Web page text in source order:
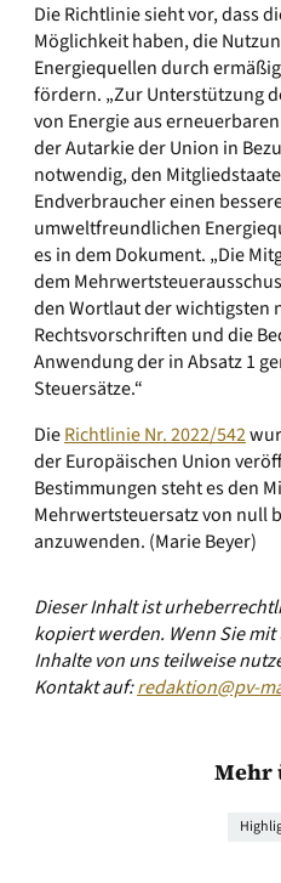
Die Richtlinie sieht vor, dass
Möglichkeit haben, die
Energiequellen durch
fördern. „Zur Unterstützung
von Energie aus
der Autarkie der Union in
notwendig, den
Endverbraucher einen
umweltfreundlichen
es in dem Dokument. „Die
dem
den Wortlaut der wichtigsten
Rechtsvorschriften und die
Anwendung der in Absatz 1
Steuersätze.“
DieRichtlinie Nr. 2022/542
der Europäischen Union
Bestimmungen steht es den
Mehrwertsteuersatz von null
anzuwenden. (Marie Beyer)
Dieser Inhalt ist
kopiert werden. Wenn Sie
Inhalte von uns teilweise
Kontakt auf:redaktion@pv-
Mehr